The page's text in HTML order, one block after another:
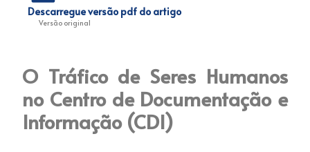
Descarregue versão pdf do artigo
Versão original
O Tráfico de Seres Humanos
no Centro de Documentação e
Informação (CDI)